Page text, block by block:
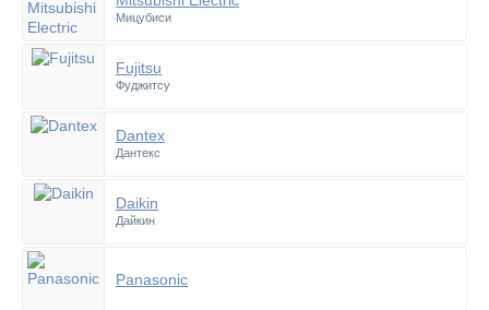
Мицубиси
Fujitsu
Фуджитсу
Dantex
Дантекс
Daikin
Дайкин
Panasonic